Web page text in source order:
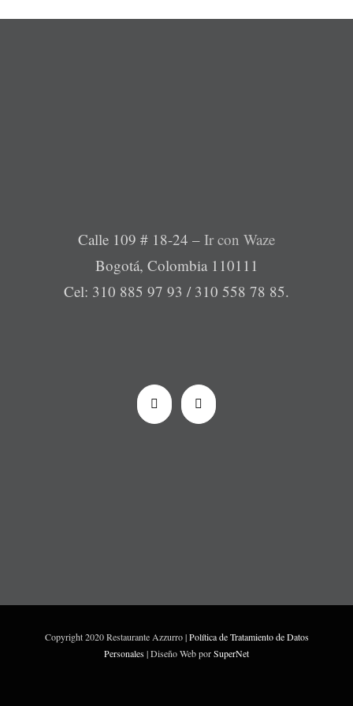
desde
Calle 109 # 18-24 – Ir con Waze
Bogotá, Colombia 110111
Cel: 310 885 97 93 / 310 558 78 85.
Copyright 2020 Restaurante Azzurro |Política de Tratamiento de Datos
Personales| Diseño Web porSuperNet